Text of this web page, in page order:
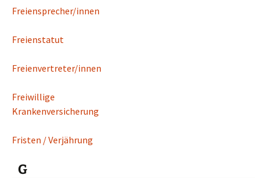
Freiensprecher/innen
Freienstatut
Freienvertreter/innen
Freiwillige
Krankenversicherung
Fristen / Verjährung
G